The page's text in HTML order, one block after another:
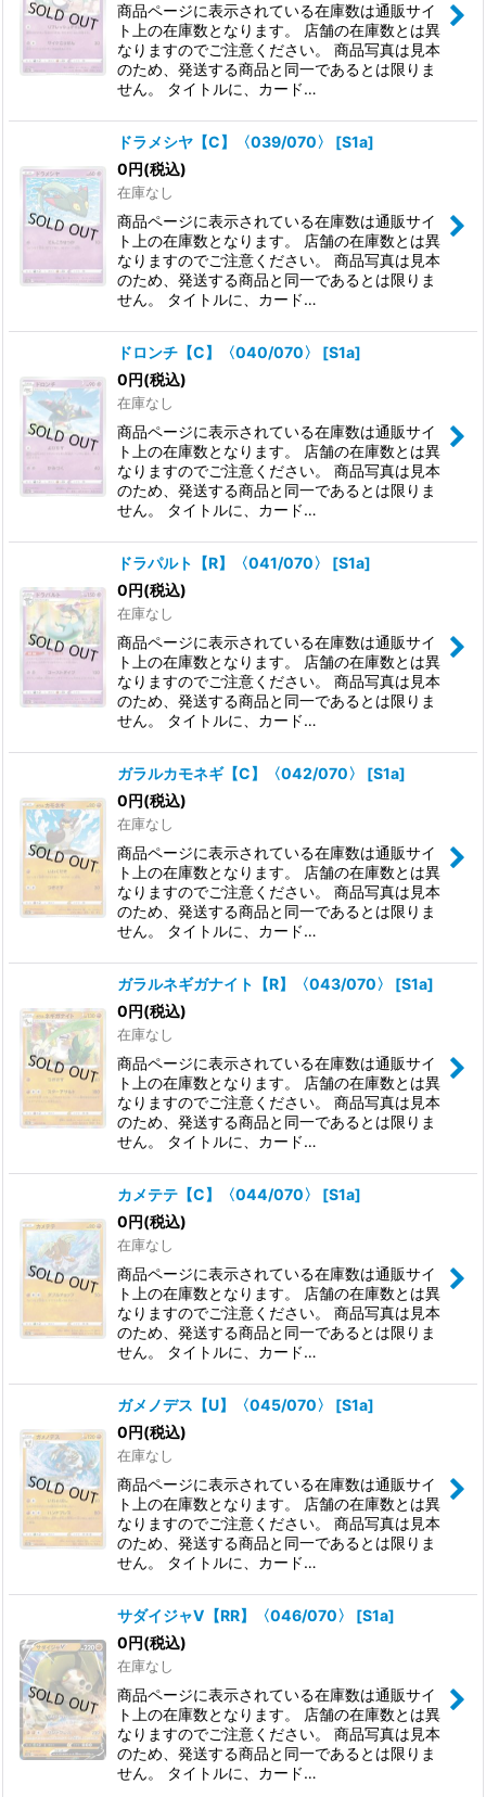
商品ページに表示されている在庫数は通販サイ
ト上の在庫数となります。 店舗の在庫数とは異
なりますのでご注意ください。 商品写真は見本
のため、発送する商品と同一であるとは限りま
せん。 タイトルに、カード…
ドラメシヤ【C】〈039/070〉 [S1a]
0円(税込)
在庫なし
商品ページに表示されている在庫数は通販サイ
ト上の在庫数となります。 店舗の在庫数とは異
なりますのでご注意ください。 商品写真は見本
のため、発送する商品と同一であるとは限りま
せん。 タイトルに、カード…
ドロンチ【C】〈040/070〉 [S1a]
0円(税込)
在庫なし
商品ページに表示されている在庫数は通販サイ
ト上の在庫数となります。 店舗の在庫数とは異
なりますのでご注意ください。 商品写真は見本
のため、発送する商品と同一であるとは限りま
せん。 タイトルに、カード…
ドラパルト【R】〈041/070〉 [S1a]
0円(税込)
在庫なし
商品ページに表示されている在庫数は通販サイ
ト上の在庫数となります。 店舗の在庫数とは異
なりますのでご注意ください。 商品写真は見本
のため、発送する商品と同一であるとは限りま
せん。 タイトルに、カード…
ガラルカモネギ【C】〈042/070〉 [S1a]
0円(税込)
在庫なし
商品ページに表示されている在庫数は通販サイ
ト上の在庫数となります。 店舗の在庫数とは異
なりますのでご注意ください。 商品写真は見本
のため、発送する商品と同一であるとは限りま
せん。 タイトルに、カード…
ガラルネギガナイト【R】〈043/070〉 [S1a]
0円(税込)
在庫なし
商品ページに表示されている在庫数は通販サイ
ト上の在庫数となります。 店舗の在庫数とは異
なりますのでご注意ください。 商品写真は見本
のため、発送する商品と同一であるとは限りま
せん。 タイトルに、カード…
カメテテ【C】〈044/070〉 [S1a]
0円(税込)
在庫なし
商品ページに表示されている在庫数は通販サイ
ト上の在庫数となります。 店舗の在庫数とは異
なりますのでご注意ください。 商品写真は見本
のため、発送する商品と同一であるとは限りま
せん。 タイトルに、カード…
ガメノデス【U】〈045/070〉 [S1a]
0円(税込)
在庫なし
商品ページに表示されている在庫数は通販サイ
ト上の在庫数となります。 店舗の在庫数とは異
なりますのでご注意ください。 商品写真は見本
のため、発送する商品と同一であるとは限りま
せん。 タイトルに、カード…
サダイジャV【RR】〈046/070〉 [S1a]
0円(税込)
在庫なし
商品ページに表示されている在庫数は通販サイ
ト上の在庫数となります。 店舗の在庫数とは異
なりますのでご注意ください。 商品写真は見本
のため、発送する商品と同一であるとは限りま
せん。 タイトルに、カード…